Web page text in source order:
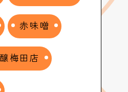
赤味噌
醸梅田店